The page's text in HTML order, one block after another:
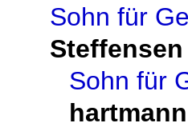
Sohn für
Steffensen
Sohn für